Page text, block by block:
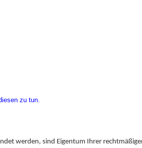
zu tun.
werden, sind Eigentum Ihrer